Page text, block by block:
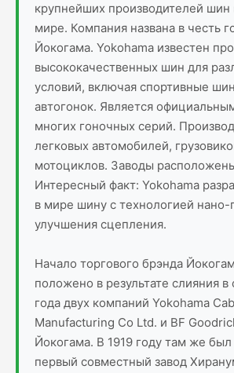
крупнейших производителей шин
мире. Компания названа в честь
Йокогама. Yokohama известен
высококачественных шин для
условий, включая спортивные
автогонок. Является
многих гоночных серий.
легковых автомобилей,
мотоциклов. Заводы
Интересный факт: Yokohama
в мире шину с технологией
улучшения сцепления.
Начало торгового брэнда
положено в результате слияния в
года двух компаний Yokohama
Manufacturing Co Ltd. и BF
Йокогама. В 1919 году там же
первый совместный завод